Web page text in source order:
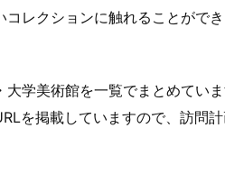
レクションに触れることがで
学美術館を一覧でまとめてい
を掲載していますので、訪問計